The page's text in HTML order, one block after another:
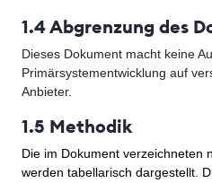
1.4 Abgrenzung des
Dieses Dokument macht keine
Primärsystementwicklung auf
Anbieter.
1.5 Methodik
Die im Dokument verzeichneten
werden tabellarisch dargestellt.